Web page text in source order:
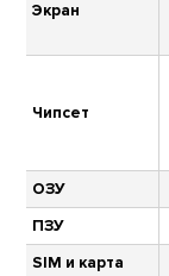
Экран
Чипсет
ОЗУ
ПЗУ
SIM и карта